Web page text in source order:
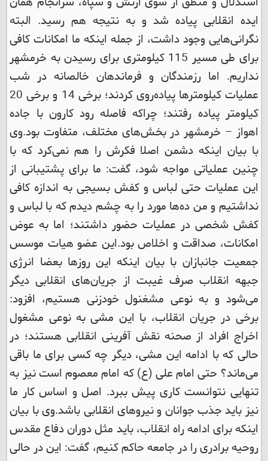
ایده انقلابی پیاده شد و به نتیجه هم رسید. البته
نگرانی‌هایی وجود داشت، از جمله اینکه ما امکانات کافی
برای طی مسیر 115 کیلومتری برای رسیدن به خرمشهر
نداریم. اما رزمندگان و فرماندهان خالصانه در شب
عملیات کیلومترها پیاده‌روی کردند؛ برخی 14 و برخی 20
کیلومتر پیاده رفتند؛ چراکه فاصله رود کارون با جاده
اهواز – خرمشهر در بخش‌های مختلف، متفاوت بود.وی
با بیان اینکه دشمن اصلا فکرش را هم نمی‌کرد که با
چنین عملیاتی مواجه شود، گفت: ما برای پشتیبانی از
این عملیات حتی لباس و کفش بسیجی به اندازه کافی
نداشتیم و من ده‌ها مورد را به چشم دیدم که با لباس و
کفش شخصی در عملیات حضور داشتند؛ اما به عوض
امکانات، صداقت و اخلاص بود.این عضو هیات موسس
جمعیت جانبازان با بیان اینکه این روزها بعضا انرژی
جبهه انقلاب صرف غیبت از جریان‌های انقلابی دیگر
می‌شود و به نوعی مشغنول خودزنی هستیم، افزود:
برخی در جریان انقلاب، با این مشی به نوعی مشغول
اخراج افراد از صحنه نقش آفرینی انقلابی هستند؛ در
حالی که با ادامه این مشی، دیگر چه کسی برای ما باقی
می‌ماند؟ حتی امام علی (ع) که امام معصوم است نیز به
تنهایی نتوانست کاری پیش ببرد. اصل و اساس کار ما
نیز باید جذب جوانان و نیروهای انقلابی باشد.وی با بیان
اینکه برای ادامه راه انقلاب، باید مثل دوران دفاع مقدس
روحیه برادری را در جامعه حاکم کنیم، گفت: این در حالی